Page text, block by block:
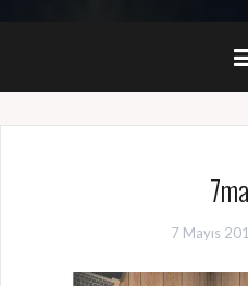
7 Mayıs